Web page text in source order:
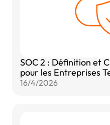
SOC 2 : Définition et
pour les Entreprises
16/4/2026